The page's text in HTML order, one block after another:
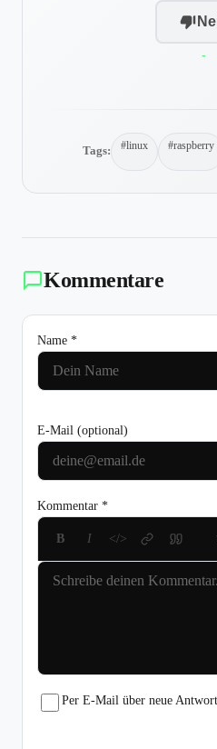
-
Tags: #linux #raspberry
Kommentare
Name *
E-Mail (optional)
Kommentar *
B I </>
Per E-Mail über neue